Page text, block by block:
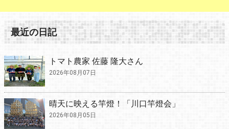
最近の日記
トマト農家 佐藤 隆大さん
2026年08月07日
晴天に映える竿燈！「川口竿燈会」
2026年08月05日